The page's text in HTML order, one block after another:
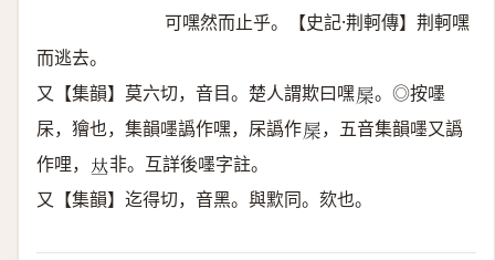
可嘿然而止乎。【史記·荆軻傳】荆軻嘿
而逃去。
又【集韻】莫六切，音目。楚人謂欺曰嘿𣐉 。◎按嚜
杘，獪也，集韻嚜譌作嘿，杘譌作𣐉 ，五音集韻嚜又譌
作哩， 𠀤非。互詳後嚜字註。
又【集韻】迄得切，音黑。與㱄同。欬也。